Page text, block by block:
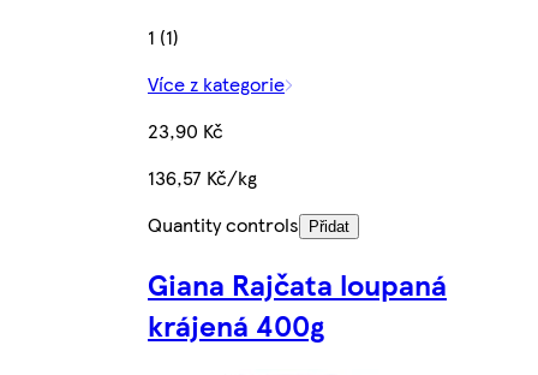
1 (1)
Více z kategorie
23,90 Kč
136,57 Kč/kg
Quantity controls
Přidat
Giana Rajčata loupaná
krájená 400g